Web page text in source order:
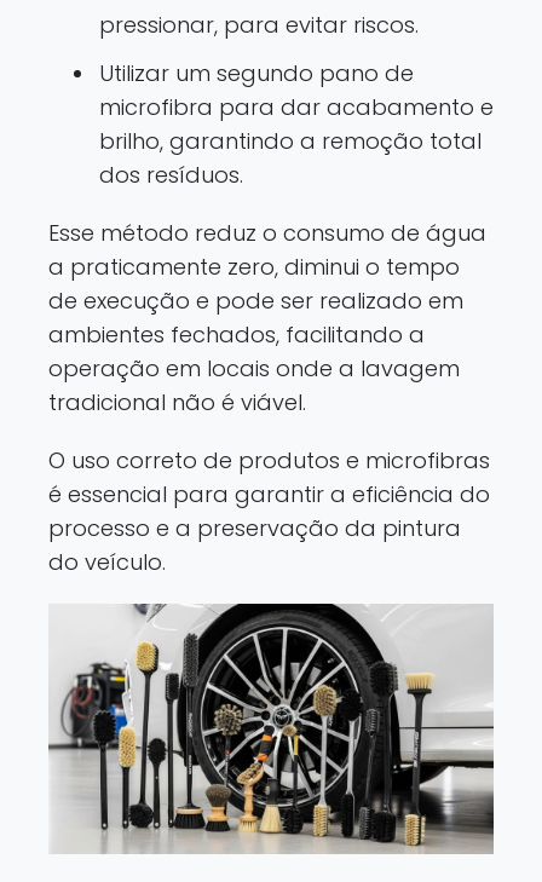
pressionar, para evitar riscos.
Utilizar um segundo pano de
microfibra para dar acabamento e
brilho, garantindo a remoção total
dos resíduos.
Esse método reduz o consumo de água
a praticamente zero, diminui o tempo
de execução e pode ser realizado em
ambientes fechados, facilitando a
operação em locais onde a lavagem
tradicional não é viável.
O uso correto de produtos e microfibras
é essencial para garantir a eficiência do
processo e a preservação da pintura
do veículo.